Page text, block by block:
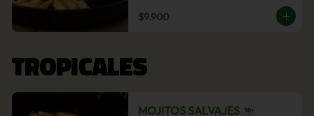
acompañamiento de papas fritas.
$9.900
TROPICALES
MOJITOS SALVAJES